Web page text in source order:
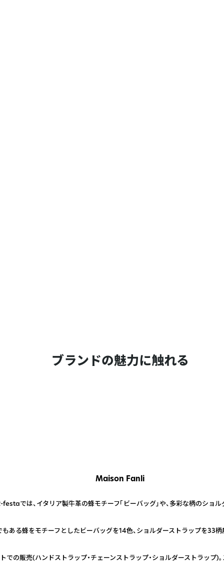
ブランドの魅力に触れる
Maison Fanli
festaでは、イタリア製牛革の蜂モチーフ「ビーバッグ」や、多彩な柄のショ
ある蜂をモチーフとしたビーバッグを14色、ショルダーストラップを33柄
の販売(ハンドストラップ・チェーンストラップ・ショルダーストラップ)